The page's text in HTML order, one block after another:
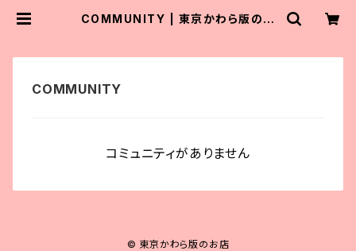
COMMUNITY | 東京かわら版のお
コミュニティがありません
© 東京かわら版のお店